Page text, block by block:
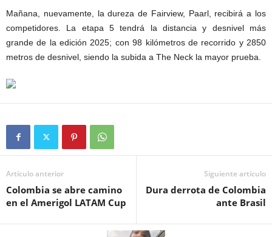
Mañana, nuevamente, la dureza de Fairview, Paarl, recibirá a los
competidores. La etapa 5 tendrá la distancia y desnivel más
grande de la edición 2025; con 98 kilómetros de recorrido y 2850
metros de desnivel, siendo la subida a The Neck la mayor prueba.
Artículo anterior
Colombia se abre camino
en el Amerigol LATAM Cup
Siguiente artículo
Dura derrota de Colombia
ante Brasil